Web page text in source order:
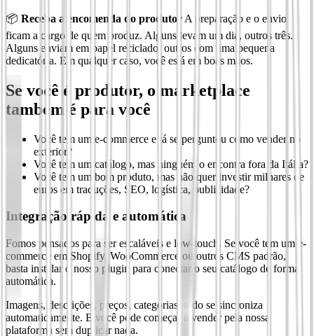
📦 Receba a encomenda do produtor A preparação e o envio
ficam a cargo de quem produz. Alguns levam um dia, outros três.
Alguns enviam em papel reciclado, outros com uma pequena
dedicatória. Em qualquer caso, você está em boas mãos.
Se você é produtor, o marketplace
também é para você
Você tem um e-commerce e já se perguntou como vender no
exterior?
Você tem um catálogo, mas ninguém o encontra fora da Itália?
Você tem um bom produto, mas não quer investir milhares de
euros em traduções, SEO, logística, publicidade?
Integração rápida e automática
Fomos pensados para ser escaláveis e low-touch. Se você tem um e-
commerce em Shopify, WooCommerce ou outros CMS padrão,
basta instalar o nosso plugin para conectar o seu catálogo de forma
automática.
Imagens, descrições, preços, categorias: tudo se sincroniza
automaticamente. E você pode começar a vender pela nossa
plataforma sem duplicar nada.